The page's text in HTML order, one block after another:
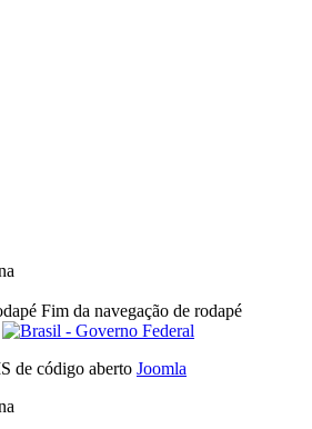
Fim da navegação de rodapé
de código aberto Joomla